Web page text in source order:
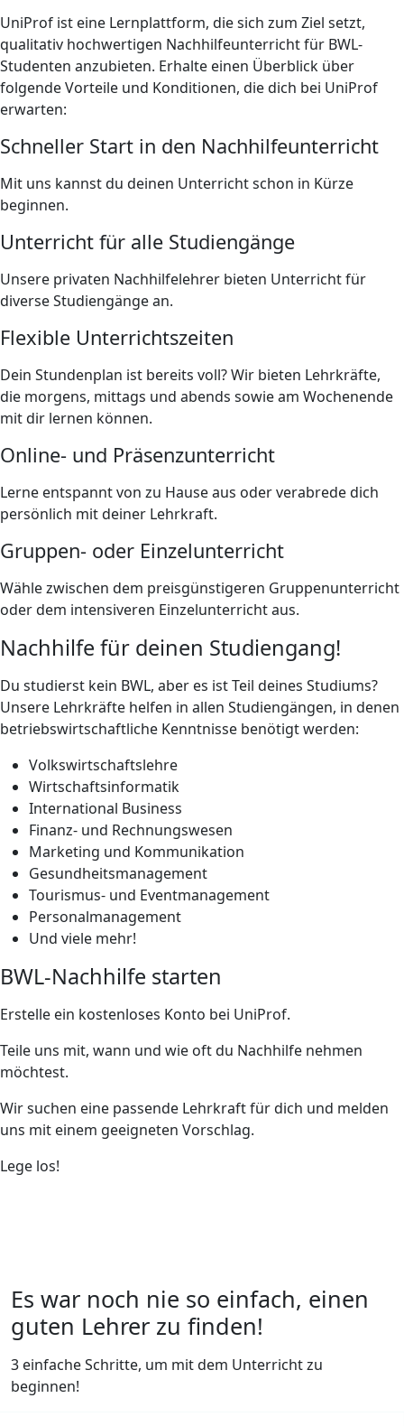
UniProf ist eine Lernplattform, die sich zum Ziel setzt,
qualitativ hochwertigen Nachhilfeunterricht für BWL-
Studenten anzubieten. Erhalte einen Überblick über
folgende Vorteile und Konditionen, die dich bei UniProf
erwarten:
Schneller Start in den Nachhilfeunterricht
Mit uns kannst du deinen Unterricht schon in Kürze
beginnen.
Unterricht für alle Studiengänge
Unsere privaten Nachhilfelehrer bieten Unterricht für
diverse Studiengänge an.
Flexible Unterrichtszeiten
Dein Stundenplan ist bereits voll? Wir bieten Lehrkräfte,
die morgens, mittags und abends sowie am Wochenende
mit dir lernen können.
Online- und Präsenzunterricht
Lerne entspannt von zu Hause aus oder verabrede dich
persönlich mit deiner Lehrkraft.
Gruppen- oder Einzelunterricht
Wähle zwischen dem preisgünstigeren Gruppenunterricht
oder dem intensiveren Einzelunterricht aus.
Nachhilfe für deinen Studiengang!
Du studierst kein BWL, aber es ist Teil deines Studiums?
Unsere Lehrkräfte helfen in allen Studiengängen, in denen
betriebswirtschaftliche Kenntnisse benötigt werden:
Volkswirtschaftslehre
Wirtschaftsinformatik
International Business
Finanz- und Rechnungswesen
Marketing und Kommunikation
Gesundheitsmanagement
Tourismus- und Eventmanagement
Personalmanagement
Und viele mehr!
BWL-Nachhilfe starten
Erstelle ein kostenloses Konto bei UniProf.
Teile uns mit, wann und wie oft du Nachhilfe nehmen
möchtest.
Wir suchen eine passende Lehrkraft für dich und melden
uns mit einem geeigneten Vorschlag.
Lege los!
Es war noch nie so einfach, einen
guten Lehrer zu finden!
3 einfache Schritte, um mit dem Unterricht zu
beginnen!